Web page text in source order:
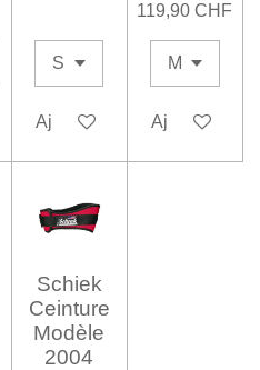
Ajouter au panier
119,90 CHF
Ajouter au
Schiek
Ceinture
Modèle
2004